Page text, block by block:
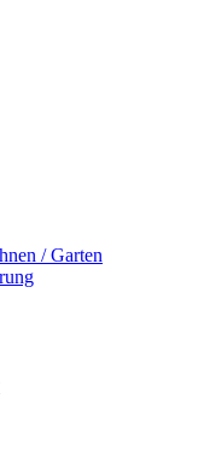
/ Garten